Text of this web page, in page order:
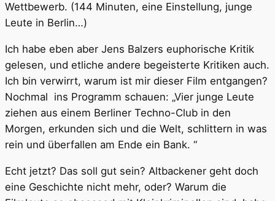
Wettbewerb. (144 Minuten, eine Einstellung, junge
Leute in Berlin…)
Ich habe eben aber Jens Balzers euphorische Kritik
gelesen, und etliche andere begeisterte Kritiken auch.
Ich bin verwirrt, warum ist mir dieser Film entgangen?
Nochmal ins Programm schauen: „Vier junge Leute
ziehen aus einem Berliner Techno-Club in den
Morgen, erkunden sich und die Welt, schlittern in was
rein und überfallen am Ende ein Bank. “
Echt jetzt? Das soll gut sein? Altbackener geht doch
eine Geschichte nicht mehr, oder? Warum die